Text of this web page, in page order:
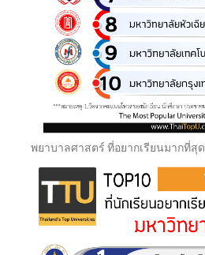
พยาบาลศาสตร์ ที่อยากเรียนมากที่สุด